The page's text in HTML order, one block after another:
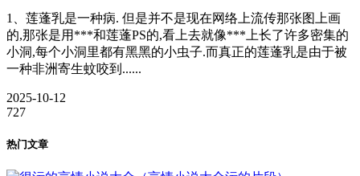
1、莲蓬乳是一种病. 但是并不是现在网络上流传那张图上画
的,那张是用***和莲蓬PS的,看上去就像***上长了许多密集的
小洞,每个小洞里都有黑黑的小虫子.而真正的莲蓬乳是由于被
一种非洲寄生蚊咬到......
2025-10-12
727
热门文章